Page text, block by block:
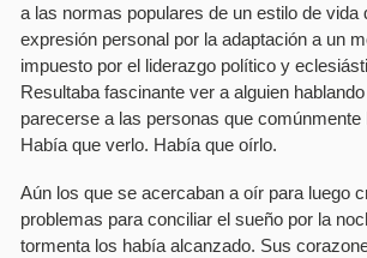
a las normas populares de un estilo de vida
expresión personal por la adaptación a un
impuesto por el liderazgo polí­tico y
Resultaba fascinante ver a alguien
parecerse a las personas que comúnmente
Habí­a que verlo. Habí­a que oí­rlo.
Aún los que se acercaban a oí­r para luego
problemas para conciliar el sueño por la
tormenta los habí­a alcanzado. Sus